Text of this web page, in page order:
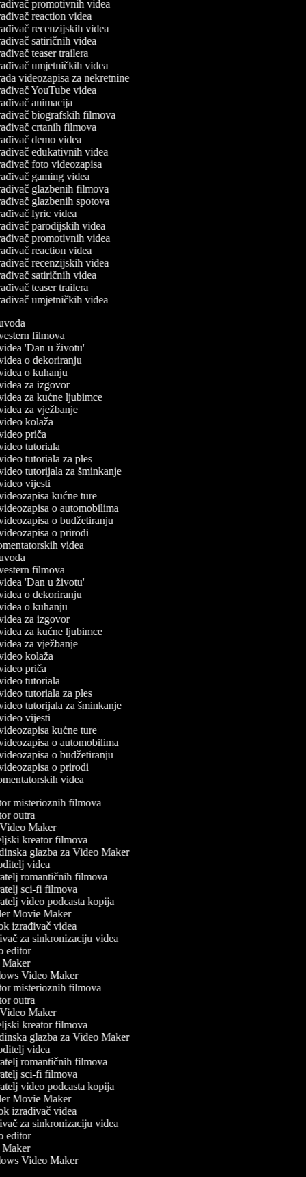
promotivnih videa
reaction videa
recenzijskih videa
satiričnih videa
teaser trailera
umjetničkih videa
videozapisa za nekretnine
YouTube videa
animacija
biografskih filmova
crtanih filmova
demo videa
edukativnih videa
foto videozapisa
gaming videa
glazbenih filmova
glazbenih spotova
lyric videa
parodijskih videa
promotivnih videa
reaction videa
recenzijskih videa
satiričnih videa
teaser trailera
umjetničkih videa
filmova
'Dan u životu'
o dekoriranju
o kuhanju
za izgovor
za kućne ljubimce
za vježbanje
kolaža
priča
tutoriala
tutoriala za ples
tutorijala za šminkanje
vijesti
kućne ture
o automobilima
o budžetiranju
o prirodi
videa
filmova
'Dan u životu'
o dekoriranju
o kuhanju
za izgovor
za kućne ljubimce
za vježbanje
kolaža
priča
tutoriala
tutoriala za ples
tutorijala za šminkanje
vijesti
kućne ture
o automobilima
o budžetiranju
o prirodi
videa
misterioznih filmova
outra
Maker
kreator filmova
glazba za Video Maker
videa
romantičnih filmova
sci-fi filmova
video podcasta kopija
Movie Maker
izrađivač videa
za sinkronizaciju videa
Video Maker
misterioznih filmova
outra
Maker
kreator filmova
glazba za Video Maker
videa
romantičnih filmova
sci-fi filmova
video podcasta kopija
Movie Maker
izrađivač videa
za sinkronizaciju videa
Video Maker